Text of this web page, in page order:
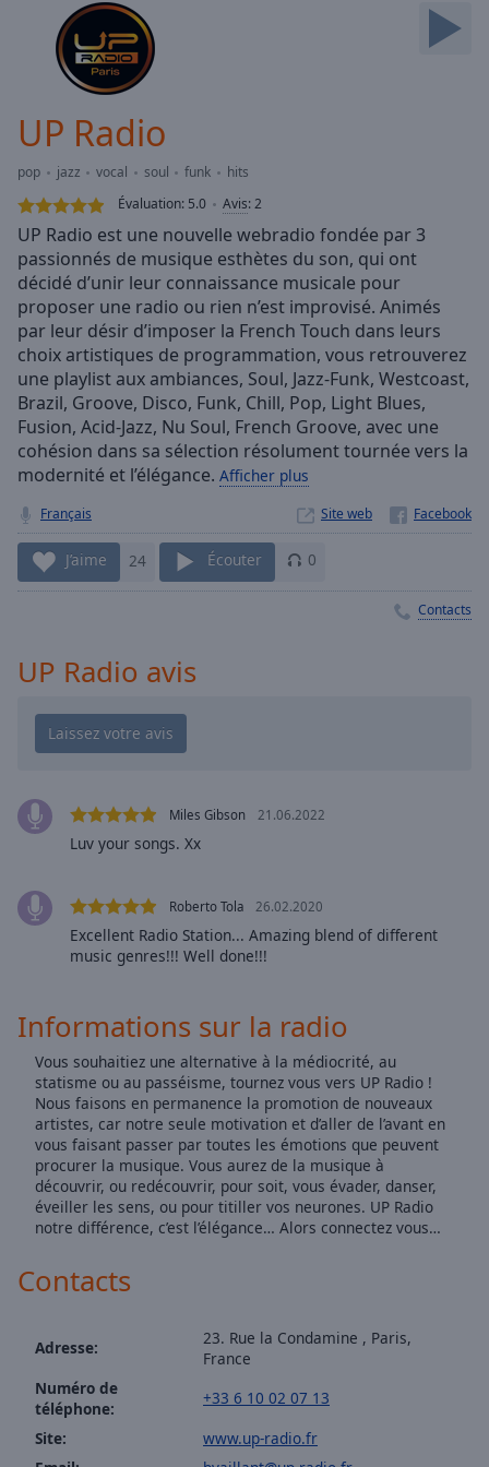
Forward
Loaded:
0.00%
Stream
TypeLIVE
Seek to
currently
behind
live LIVE
Remaining
Time-
Rate
Chapters
Chapters
descriptions
selected
subtitles
settings,
opens
settings
dialog
subtitles
Audio
Track
Picture-
Picture
window.
window.
UP Radio
pop jazz vocal soul funk
hits
Évaluation: 5.0 Avis:2
UP Radio est une nouvelle webradio fondée par 3
passionnés de musique esthètes du son, qui ont
décidé d’unir leur connaissance musicale pour
proposer une radio ou rien n’est improvisé. Animés
par leur désir d’imposer la French Touch dans leurs
choix artistiques de programmation, vous retrouverez
une playlist aux ambiances, Soul, Jazz-Funk, Westcoast,
Brazil, Groove, Disco, Funk, Chill, Pop, Light Blues,
Fusion, Acid-Jazz, Nu Soul, French Groove, avec une
cohésion dans sa sélection résolument tournée vers la
modernité et l’élégance. Afficher plus
Français Site web
J’aime 24 Écouter 0
Contacts
UP Radio avis
Miles Gibson 21.06.2022
Luv your songs. Xx
Roberto Tola 26.02.2020
Excellent Radio Station... Amazing blend of different
music genres!!! Well done!!!
Informations sur la radio
Vous souhaitiez une alternative à la médiocrité, au
statisme ou au passéisme, tournez vous vers UP Radio !
Nous faisons en permanence la promotion de nouveaux
artistes, car notre seule motivation et d’aller de l’avant en
vous faisant passer par toutes les émotions que peuvent
procurer la musique. Vous aurez de la musique à
découvrir, ou redécouvrir, pour soit, vous évader, danser,
éveiller les sens, ou pour titiller vos neurones. UP Radio
notre différence, c’est l’élégance… Alors connectez vous…
Contacts
Adresse:
23. Rue la Condamine , Paris,
France
Numéro de
téléphone:
+33 6 10 02 07 13
Site:
www.up-radio.fr